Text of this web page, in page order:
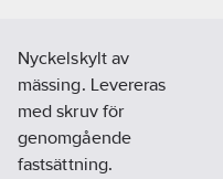
Nyckelskylt av
mässing. Levereras
med skruv för
genomgående
fastsättning.